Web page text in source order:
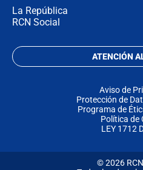
La República
RCN Social
ATENCIÓN
Aviso de
Protección de
Programa de
Política de
LEY 1712
© 2026